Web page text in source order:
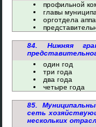
профильной
главы
орготдела
84. Нижняя
один год
три года
два года
четыре года
85.
сеть
нескольких